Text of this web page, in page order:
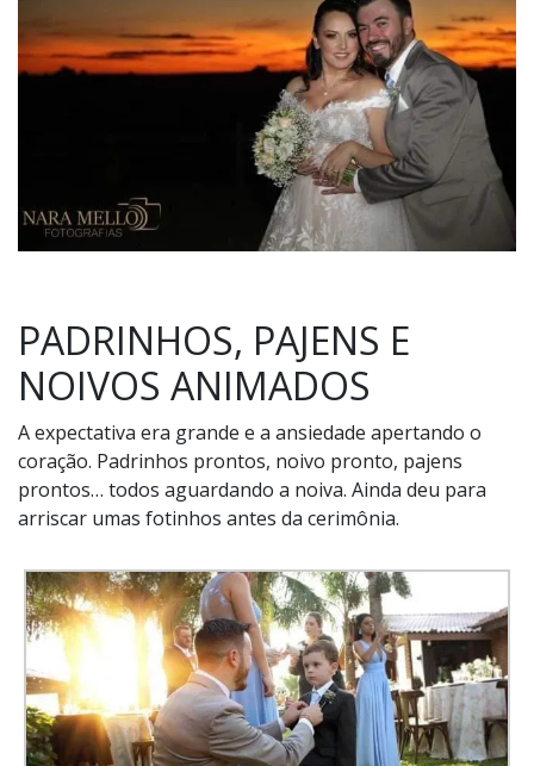
PADRINHOS, PAJENS E
NOIVOS ANIMADOS
A expectativa era grande e a ansiedade apertando o
coração. Padrinhos prontos, noivo pronto, pajens
prontos… todos aguardando a noiva. Ainda deu para
arriscar umas fotinhos antes da cerimônia.